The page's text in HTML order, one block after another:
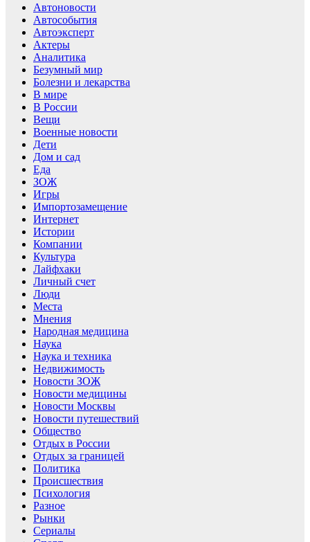
Автоновости
Автособытия
Автоэксперт
Актеры
Аналитика
Безумный мир
Болезни и лекарства
В мире
В России
Вещи
Военные новости
Дети
Дом и сад
Еда
ЗОЖ
Игры
Импортозамещение
Интернет
Истории
Компании
Культура
Лайфхаки
Личный счет
Люди
Места
Мнения
Народная медицина
Наука
Наука и техника
Недвижимость
Новости ЗОЖ
Новости медицины
Новости Москвы
Новости путешествий
Общество
Отдых в России
Отдых за границей
Политика
Происшествия
Психология
Разное
Рынки
Сериалы